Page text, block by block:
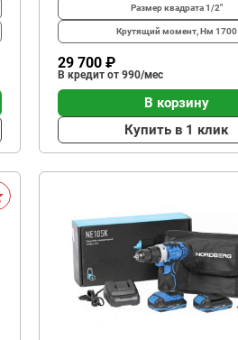
Размер квадрата1/2"
Крутящий момент, Нм 1700
29 700 ₽
В кредит от 990/мес
В корзину
Купить в 1 клик